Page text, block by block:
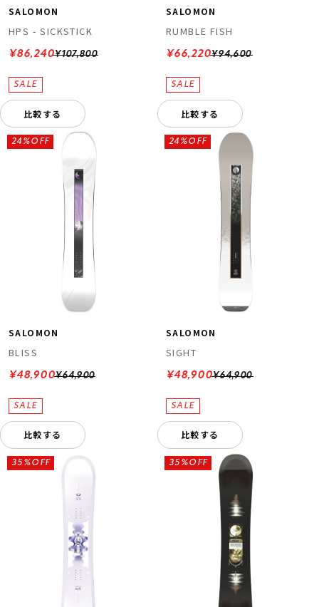
SALOMON
HPS - SICKSTICK
¥107,800
¥86,240
比較する
SALOMON
RUMBLE FISH
¥94,600
¥66,220
比較する
SALOMON
BLISS
¥64,900
24%OFF
¥48,900
比較する
SALOMON
SIGHT
¥64,900
24%OFF
¥48,900
比較する
35%OFF 35%OFF